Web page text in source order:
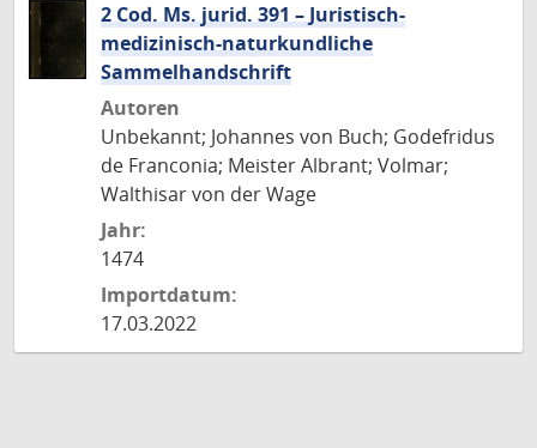
2 Cod. Ms. jurid. 391 – Juristisch-
medizinisch-naturkundliche
Sammelhandschrift
Autoren
Unbekannt; Johannes von Buch; Godefridus
de Franconia; Meister Albrant; Volmar;
Walthisar von der Wage
Jahr:
1474
Importdatum:
17.03.2022